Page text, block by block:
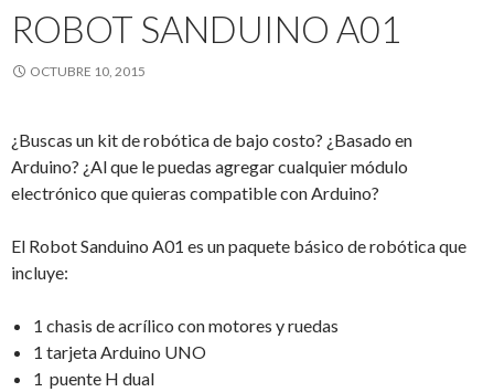
ROBOT SANDUINO A01
OCTUBRE 10, 2015
¿Buscas un kit de robótica de bajo costo? ¿Basado en
Arduino? ¿Al que le puedas agregar cualquier módulo
electrónico que quieras compatible con Arduino?
El Robot Sanduino A01 es un paquete básico de robótica que
incluye:
1 chasis de acrílico con motores y ruedas
1 tarjeta Arduino UNO
1 puente H dual